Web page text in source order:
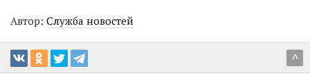
Автор: Служба новостей
^